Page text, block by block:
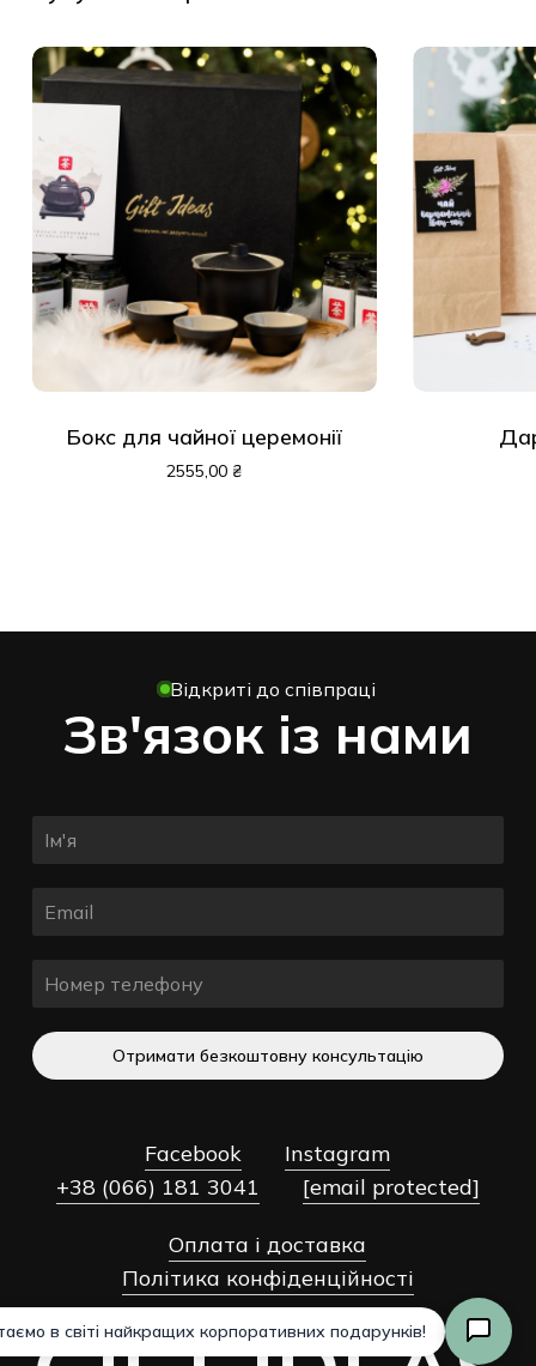
Оформлення
Замовлення
Бокс для чайної церемонії
2555,00 ₴
Відкриті до співпраці
Зв'язок із нами
Отримати безкоштовну консультацію
Facebook
Instagram
+38 (066) 181 3041
[email protected]
Оплата і доставка
Політика конфіденційності